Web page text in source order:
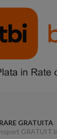
GRATUITA
GRATUIT